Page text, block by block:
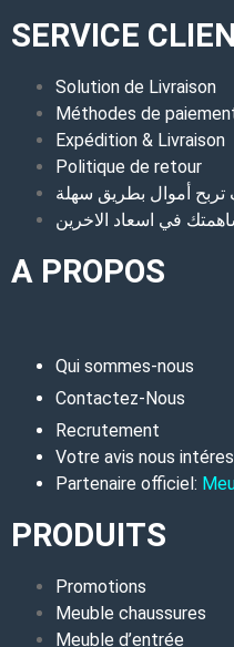
SERVICE
Solution de Livraison
Méthodes de
Expédition & Livraison
Politique de retour
أموال بطريق سهلة
في اسعاد الاخرين
A PROPOS
Qui sommes-nous
Contactez-Nous
Recrutement
Votre avis nous
Partenaire officiel:
PRODUITS
Promotions
Meuble chaussures
Meuble d’entrée